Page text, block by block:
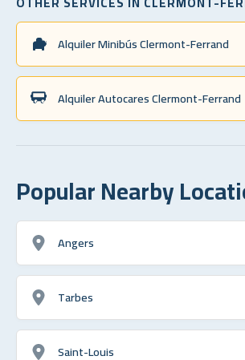
Alquiler Minibús Clermont-Ferrand
Alquiler Autocares Clermont-Ferrand
Popular Nearby
Angers
Tarbes
Saint-Louis